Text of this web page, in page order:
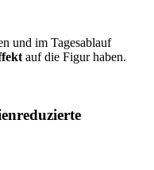
und im Tagesablauf
auf die Figur haben.